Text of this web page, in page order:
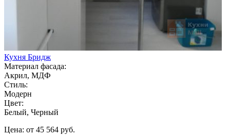
Кухня Бридж
Материал фасада:
Акрил, МДФ
Стиль:
Модерн
Цвет:
Белый, Черный
Цена: от 45 564 руб.